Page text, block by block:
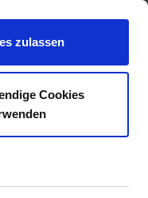
zulassen
Cookies